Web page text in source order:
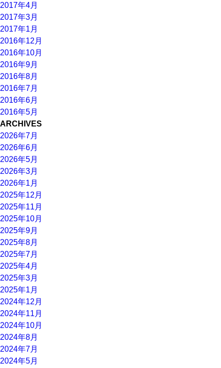
2017年4月
2017年3月
2017年1月
2016年12月
2016年10月
2016年9月
2016年8月
2016年7月
2016年6月
2016年5月
ARCHIVES
2026年7月
2026年6月
2026年5月
2026年3月
2026年1月
2025年12月
2025年11月
2025年10月
2025年9月
2025年8月
2025年7月
2025年4月
2025年3月
2025年1月
2024年12月
2024年11月
2024年10月
2024年8月
2024年7月
2024年5月